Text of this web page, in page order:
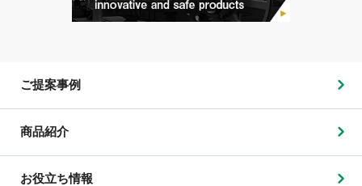
ご提案事例
商品紹介
お役立ち情報